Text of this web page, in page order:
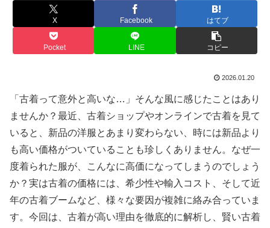
X Facebook はてブ
Pocket LINE コピー
2026.01.20
「古着って意外と高いな…」そんな風に感じたことはあり
ませんか？最近、古着ショップやオンラインで古着を見て
いると、新品の洋服とあまり変わらない、時には新品より
も高い価格がついていることも珍しくありません。なぜ一
度着られた服が、こんなに高価になってしまうのでしょう
か？実は古着の価格には、希少性や輸入コスト、そして近
年の古着ブームなど、様々な要因が複雑に絡み合っていま
す。今回は、古着が高い理由を徹底的に解析し、賢い古着